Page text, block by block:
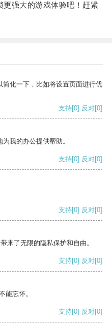
强大的游戏体验吧！赶紧
化一下，比如将设置页面进行优
支持[0] 反对[0]
我的办公提供帮助。
支持[0] 反对[0]
支持[0] 反对[0]
来了无限的隐私保护和自由。
支持[0] 反对[0]
能忘怀。
支持[0] 反对[0]